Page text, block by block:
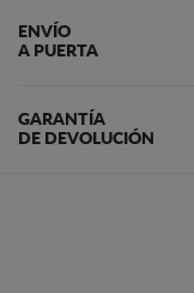
ENVÍO
A PUERTA
GARANTÍA
DE DEVOLUCIÓN